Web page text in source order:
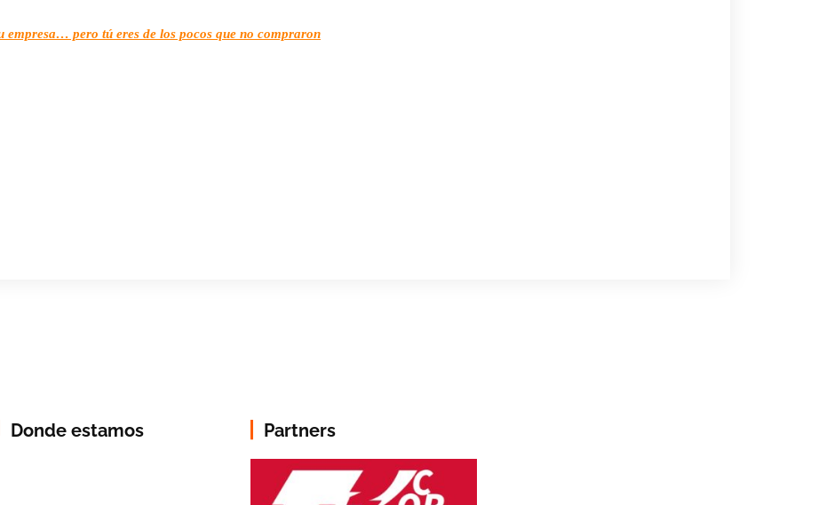
empresa… pero tú eres de los pocos que no compraron
Donde estamos Partners